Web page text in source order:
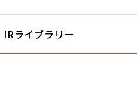
IRライブラリー